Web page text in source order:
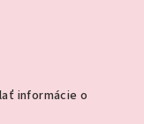
informácie o